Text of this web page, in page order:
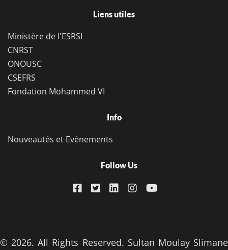
Liens utiles
Ministère de l'ESRSI
CNRST
ONOUSC
CSEFRS
Fondation Mohammed VI
Info
Nouveautés et Evénements
Follow Us
© 2026. All Rights Reserved. Sultan Moulay Slimane